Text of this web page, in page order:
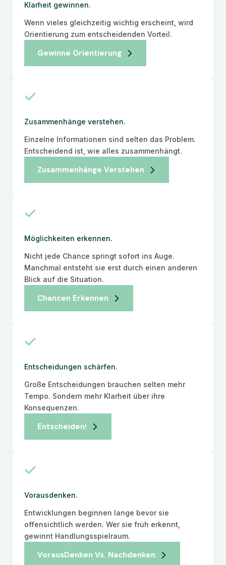
Klarheit gewinnen.
Wenn vieles gleichzeitig wichtig erscheint, wird
Orientierung zum entscheidenden Vorteil.
Gewinne Orientierung
Zusammenhänge verstehen.
Einzelne Informationen sind selten das Problem.
Entscheidend ist, wie alles zusammenhängt.
Zusammenhänge Verstehen
Möglichkeiten erkennen.
Nicht jede Chance springt sofort ins Auge.
Manchmal entsteht sie erst durch einen anderen
Blick auf die Situation.
Chancen Erkennen
Entscheidungen schärfen.
Große Entscheidungen brauchen selten mehr
Tempo. Sondern mehr Klarheit über ihre
Konsequenzen.
Entscheiden!
Vorausdenken.
Entwicklungen beginnen lange bevor sie
offensichtlich werden. Wer sie früh erkennt,
gewinnt Handlungsspielraum.
VorausDenken Vs. Nachdenken